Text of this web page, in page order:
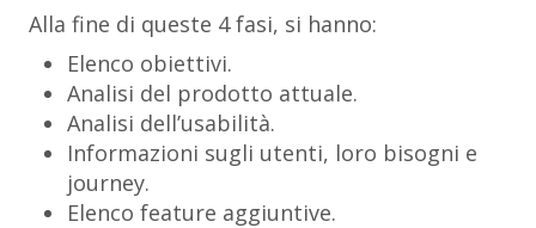
Alla fine di queste 4 fasi, si hanno:
Elenco obiettivi.
Analisi del prodotto attuale.
Analisi dell’usabilità.
Informazioni sugli utenti, loro bisogni e
journey.
Elenco feature aggiuntive.